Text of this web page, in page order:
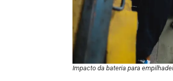
Impacto da bateria para